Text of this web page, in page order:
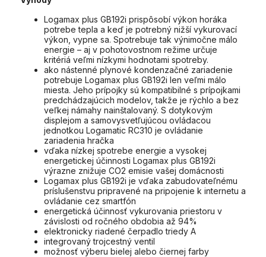
Logamax plus GB192i prispôsobí výkon horáka
potrebe tepla a keď je potrebný nižší vykurovací
výkon, vypne sa. Spotrebuje tak výnimočne málo
energie – aj v pohotovostnom režime určuje
kritériá veľmi nízkymi hodnotami spotreby.
ako nástenné plynové kondenzačné zariadenie
potrebuje Logamax plus GB192i len veľmi málo
miesta. Jeho prípojky sú kompatibilné s prípojkami
predchádzajúcich modelov, takže je rýchlo a bez
veľkej námahy nainštalovaný. S dotykovým
displejom a samovysvetľujúcou ovládacou
jednotkou Logamatic RC310 je ovládanie
zariadenia hračka
vďaka nízkej spotrebe energie a vysokej
energetickej účinnosti Logamax plus GB192i
výrazne znižuje CO2 emisie vašej domácnosti
Logamax plus GB192i je vďaka zabudovateľnému
príslušenstvu pripravené na pripojenie k internetu a
ovládanie cez smartfón
energetická účinnosť vykurovania priestoru v
závislosti od ročného obdobia až 94%
elektronicky riadené čerpadlo triedy A
integrovaný trojcestný ventil
možnosť výberu bielej alebo čiernej farby